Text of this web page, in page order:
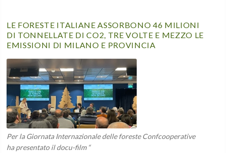
LE FORESTE ITALIANE ASSORBONO 46 MILIONI
DI TONNELLATE DI CO2, TRE VOLTE E MEZZO LE
EMISSIONI DI MILANO E PROVINCIA
Per la Giornata Internazionale delle foreste Confcooperative
ha presentato il docu-film “